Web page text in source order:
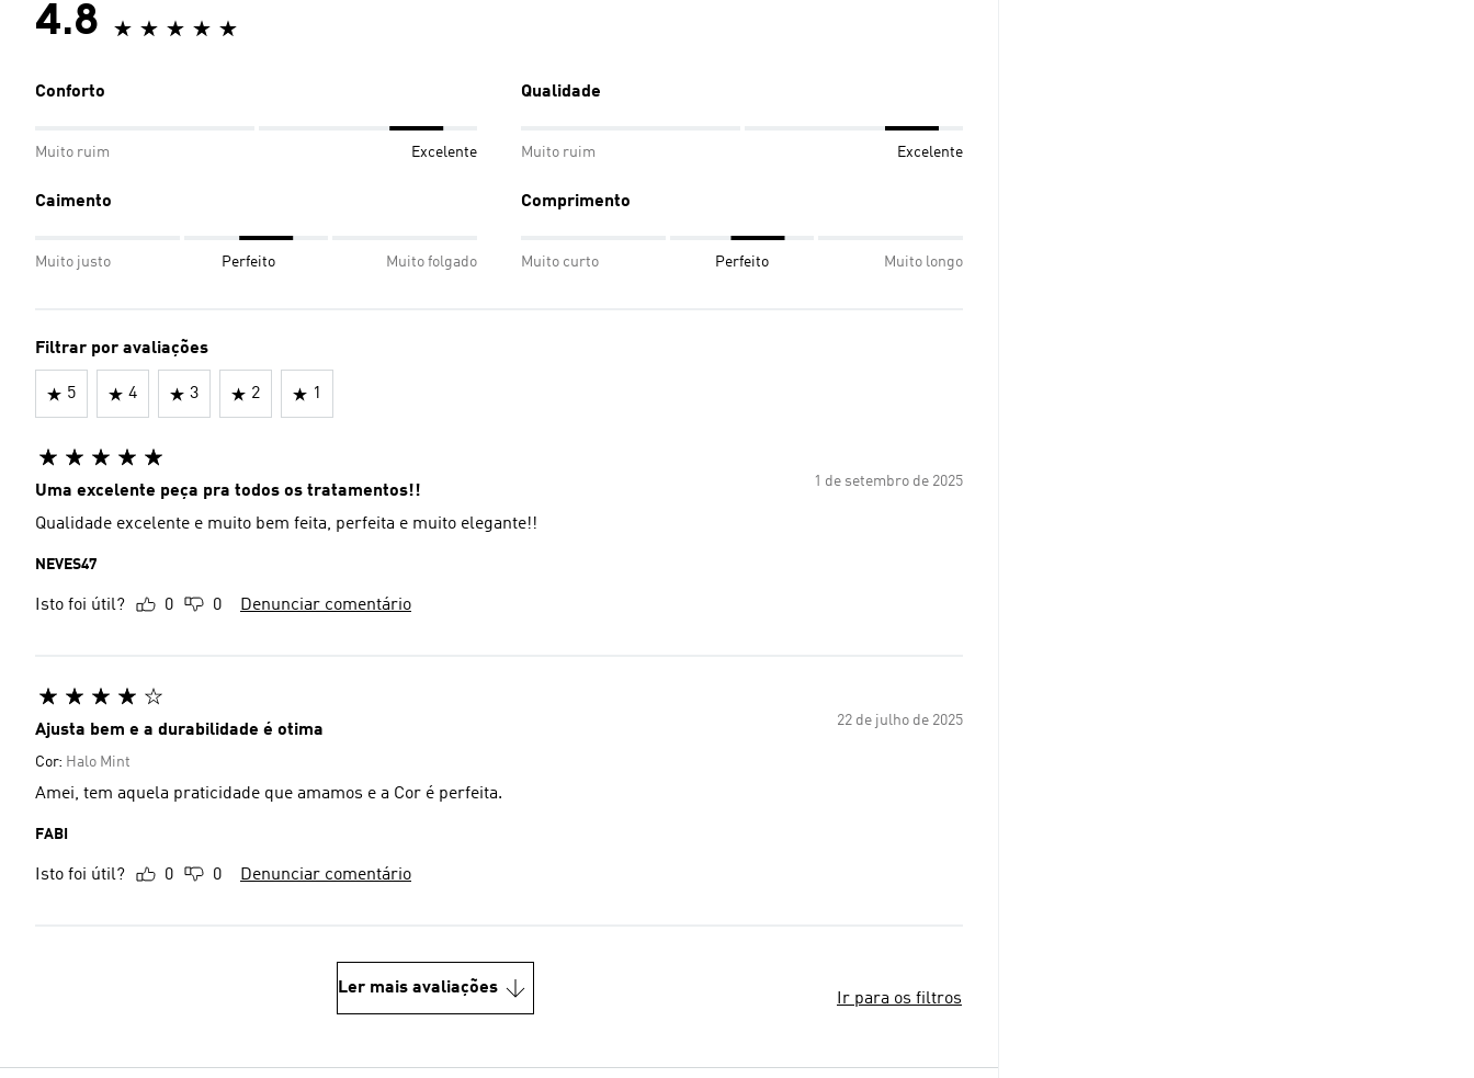
4.8
Conforto
Muito ruim Excelente
Qualidade
Muito ruim Excelente
Caimento
Muito justo Perfeito Muito folgado
Comprimento
Muito curto Perfeito Muito longo
Filtrar por avaliações
5 4 3 2 1
1 de setembro de 2025
Uma excelente peça pra todos os tratamentos!!
Qualidade excelente e muito bem feita, perfeita e muito elegante!!
NEVES47
Isto foi útil? 0 0 Denunciar comentário
22 de julho de 2025
Ajusta bem e a durabilidade é otima
Cor: Halo Mint
Amei, tem aquela praticidade que amamos e a Cor é perfeita.
FABI
Isto foi útil? 0 0 Denunciar comentário
Ler mais avaliações
Ir para os filtros